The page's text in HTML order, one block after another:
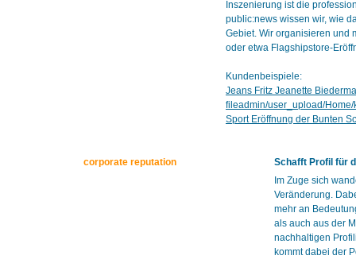
Inszenierung ist die
public:news wissen wir, wie
Gebiet. Wir organisieren und
oder etwa Flagshipstore-
Kundenbeispiele:
Jeans Fritz Jeanette
fileadmin/user_upload/
Sport Eröffnung der Bunten
corporate reputation
Schafft Profil für
Im Zuge sich
Veränderung.
mehr an
als auch aus der
nachhaltigen
kommt dabei der